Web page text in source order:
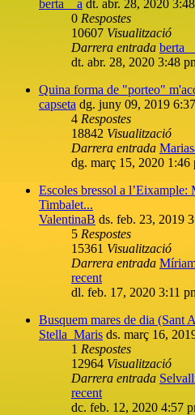
berta__a dt. abr. 28, 2020
0 Respostes
10607 Visualització
Darrera entrada
dt. abr. 28, 2020 3:48
Quina forma de "porteo"
capseta dg. juny 09, 2019
4 Respostes
18842 Visualització
Darrera entrada
dg. març 15, 2020 1:46
Escoles bressol a l’Eixample:
Timbalet...
ValentinaB ds. feb. 23, 2019
5 Respostes
15361 Visualització
Darrera entrada
recent
dl. feb. 17, 2020 3:11
Busquem mares de dia (Sant
Stella_Maris ds. març 16,
1 Respostes
12964 Visualització
Darrera entrada
recent
dc. feb. 12, 2020 4:57